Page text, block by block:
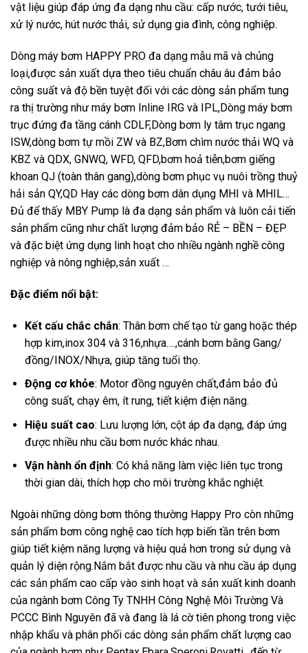
vật liệu giúp đáp ứng đa dạng nhu cầu: cấp nước, tưới tiêu,
xử lý nước, hút nước thải, sử dụng gia đình, công nghiệp.
Dòng máy bơm HAPPY PRO đa dạng mẫu mã và chủng
loại,được sản xuất dựa theo tiêu chuẩn châu âu đảm bảo
công suất và độ bền tuyệt đối với các dòng sản phẩm tung
ra thị trường như máy bơm Inline IRG và IPL,Dòng máy bơm
trục đứng đa tầng cánh CDLF,Dòng bơm ly tâm trục ngang
ISW,dòng bơm tự mồi ZW và BZ,Bơm chìm nước thải WQ và
KBZ và QDX, GNWQ, WFD, QFD,bơm hoả tiễn,bơm giếng
khoan QJ (toàn thân gang),dòng bơm phục vụ nuôi trồng thuỷ
hải sản QY,QD Hay các dòng bơm dân dụng MHI và MHIL…
Đủ để thấy MBY Pump là đa dạng sản phẩm và luôn cải tiến
sản phẩm cũng như chất lượng đảm bảo RẺ – BỀN – ĐẸP
và đặc biệt ứng dụng linh hoạt cho nhiều ngành nghề công
nghiệp và nông nghiệp,sản xuất …
Đặc điểm nổi bật:
Kết cấu chắc chắn: Thân bơm chế tạo từ gang hoặc thép
hợp kim,inox 304 và 316,nhựa….,cánh bơm bằng Gang/
đồng/INOX/Nhựa, giúp tăng tuổi thọ.
Động cơ khỏe: Motor đồng nguyên chất,đảm bảo đủ
công suất, chạy êm, ít rung, tiết kiệm điện năng.
Hiệu suất cao: Lưu lượng lớn, cột áp đa dạng, đáp ứng
được nhiều nhu cầu bơm nước khác nhau.
Vận hành ổn định: Có khả năng làm việc liên tục trong
thời gian dài, thích hợp cho môi trường khắc nghiệt.
Ngoài những dòng bơm thông thường Happy Pro còn những
sản phẩm bơm công nghệ cao tích hợp biến tần trên bơm
giúp tiết kiệm năng lượng và hiệu quả hơn trong sử dụng và
quản lý diện rộng.Nắm bắt được nhu cầu và nhu cầu áp dụng
các sản phẩm cao cấp vào sinh hoạt và sản xuất kinh doanh
của ngành bơm Công Ty TNHH Công Nghệ Môi Trường Và
PCCC Bình Nguyên đã và đang là lá cờ tiên phong trong việc
nhập khẩu và phân phối các dòng sản phẩm chất lượng cao